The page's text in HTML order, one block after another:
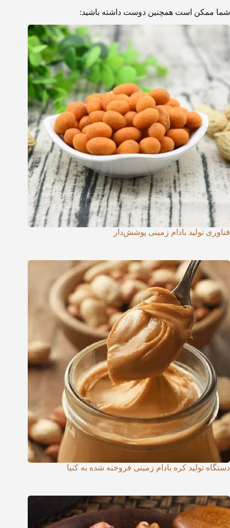
شما ممکن است همچنین دوست داشته باشید:
فناوری تولید بادام زمینی پوشش‌دار
دستگاه تولید کره بادام زمینی فروخته شده به کنیا